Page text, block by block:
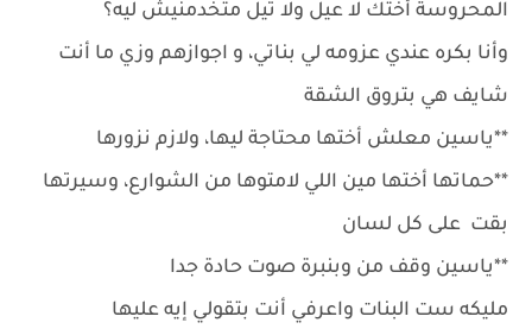
المحروسة أختك لا عيل ولا تيل متخدمنيش ليه؟
وأنا بكره عندي عزومه لي بناتي، و اجوازهم وزي ما أنت
شايف هي بتروق الشقة
**ياسين معلش أختها محتاجة ليها، ولازم نزورها
**حماتها أختها مين اللي لامتوها من الشوارع، وسيرتها
بقت على كل لسان
**ياسين وقف من وبنبرة صوت حادة جدا
مليكه ست البنات واعرفي أنت بتقولي إيه عليها